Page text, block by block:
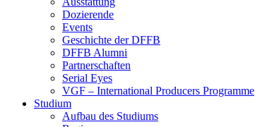
Dozie­ren­de
Events
Geschich­te der DFFB
DFFB Alum­ni
Part­ner­schaf­ten
Seri­al Eyes
VGF – Inter­na­tio­nal Pro­du­cers Pro­gram­me
Stu­di­um
Auf­bau des Stu­di­ums